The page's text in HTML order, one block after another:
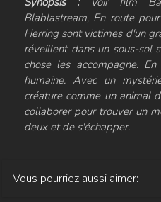
Blablastream, En route
Herring sont victimes d'un
réveillent dans un sous-sol
chose les accompagne.
humaine. Avec un
créature comme un animal
collaborer pour trouver un
deux et de s'échapper.
Vous pourriez aussi aimer: